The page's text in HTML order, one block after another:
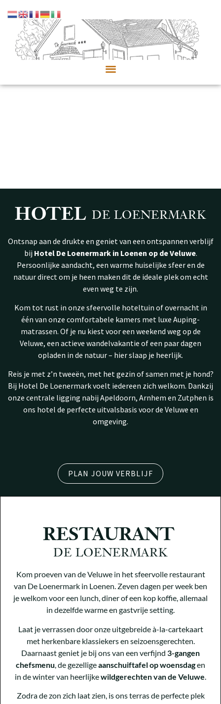
HOTEL DE LOENERMARK
Ontsnap aan de drukte en geniet van een ontspannen verblijf
bij Hotel De Loenermark in Loenen op de Veluwe.
Persoonlijke aandacht, een warme huiselijke sfeer en de
natuur direct om je heen maken dit de ideale plek om echt
even weg te zijn.
Kom tot rust in onze sfeervolle hoteltuin of overnacht in
één van onze comfortabele kamers met luxe Auping-
matrassen. Of je nu kiest voor een weekend weg op de
Veluwe, een actieve wandelvakantie of een paar dagen
opladen in de natuur – hier slaap je heerlijk.
Reis je met z’n tweeën, met het gezin of samen met je hond?
Bij Hotel De Loenermark voelt iedereen zich welkom. Dankzij
onze centrale ligging nabij Apeldoorn, Arnhem en Zutphen is
ons hotel de perfecte uitvalsbasis voor de Veluwe en
omgeving.
PLAN JOUW VERBLIJF
RESTAURANT
DE LOENERMARK
Kom proeven van de Veluwe in het sfeervolle restaurant
van De Loenermark in Loenen. Zeven dagen per week ben
je welkom voor een lunch, diner of een kop koffie, allemaal
in dezelfde warme en gastvrije setting.
Laat je verrassen door onze uitgebreide à-la-cartekaart
met herkenbare klassiekers en seizoensgerechten.
Daarnaast geniet je bij ons van een verfijnd 3-gangen
chefsmenu , de gezelligeaanschuiftafel op woensdagen
in de winter van heerlijkewildgerechten van de Veluwe
Zodra de zon zich laat zien, is ons terras de perfecte plek